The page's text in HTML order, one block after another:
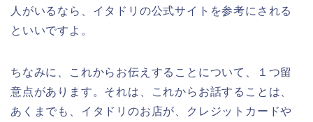
人がいるなら、イタドリの公式サイトを参考にされる
といいですよ。
ちなみに、これからお伝えすることについて、１つ留
意点があります。それは、これからお話することは、
あくまでも、イタドリのお店が、クレジットカードや